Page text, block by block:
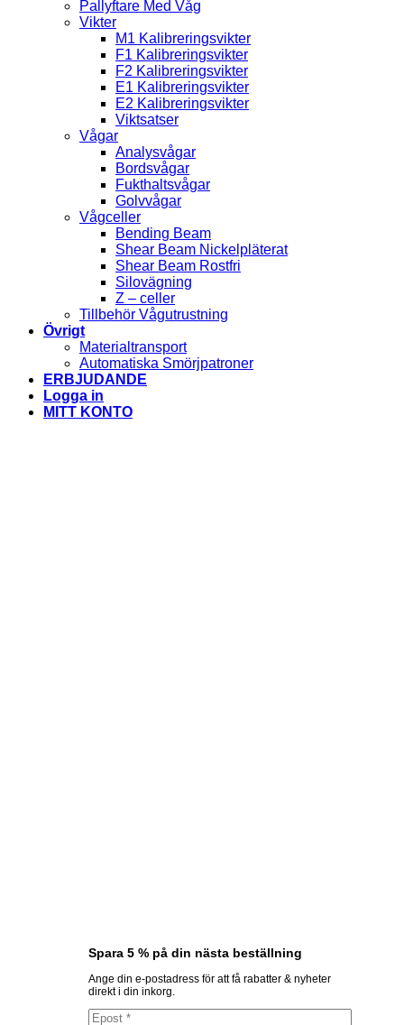
Pallyftare Med Våg
Vikter
M1 Kalibreringsvikter
F1 Kalibreringsvikter
F2 Kalibreringsvikter
E1 Kalibreringsvikter
E2 Kalibreringsvikter
Viktsatser
Vågar
Analysvågar
Bordsvågar
Fukthaltsvågar
Golvvågar
Vågceller
Bending Beam
Shear Beam Nickelpläterat
Shear Beam Rostfri
Silovägning
Z – celler
Tillbehör Vågutrustning
Övrigt
Materialtransport
Automatiska Smörjpatroner
ERBJUDANDE
Logga in
MITT KONTO
Spara 5 % på din nästa beställning
Ange din e-postadress för att få rabatter & nyheter
direkt i din inkorg.